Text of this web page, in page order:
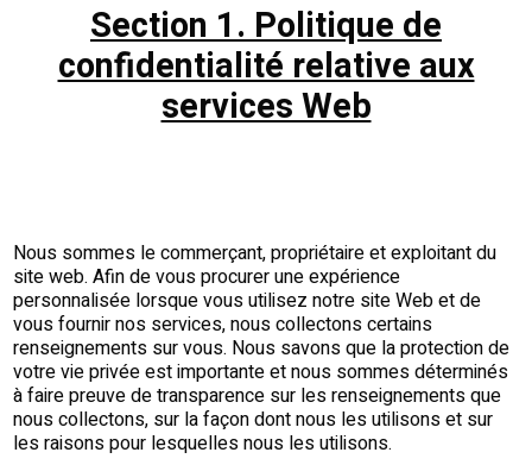
Section 1. Politique de
confidentialité relative aux
services Web
Nous sommes le commerçant, propriétaire et exploitant du
site web. Afin de vous procurer une expérience
personnalisée lorsque vous utilisez notre site Web et de
vous fournir nos services, nous collectons certains
renseignements sur vous. Nous savons que la protection de
votre vie privée est importante et nous sommes déterminés
à faire preuve de transparence sur les renseignements que
nous collectons, sur la façon dont nous les utilisons et sur
les raisons pour lesquelles nous les utilisons.